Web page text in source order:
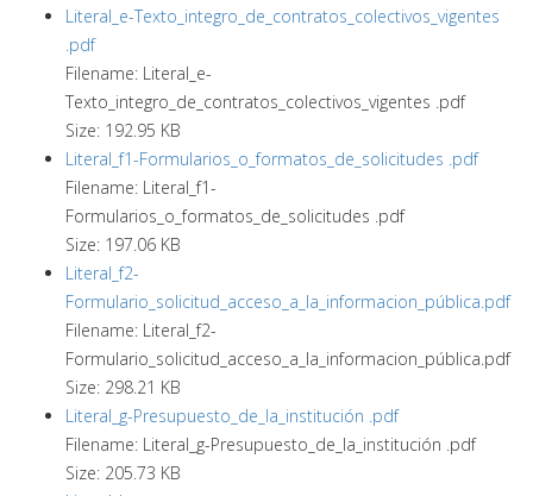
Literal_e-Texto_integro_de_contratos_colectivos_vigentes
.pdf
Filename: Literal_e-
Texto_integro_de_contratos_colectivos_vigentes .pdf
Size: 192.95 KB
Literal_f1-Formularios_o_formatos_de_solicitudes .pdf
Filename: Literal_f1-
Formularios_o_formatos_de_solicitudes .pdf
Size: 197.06 KB
Literal_f2-
Formulario_solicitud_acceso_a_la_informacion_pública.pdf
Filename: Literal_f2-
Formulario_solicitud_acceso_a_la_informacion_pública.pdf
Size: 298.21 KB
Literal_g-Presupuesto_de_la_institución .pdf
Filename: Literal_g-Presupuesto_de_la_institución .pdf
Size: 205.73 KB